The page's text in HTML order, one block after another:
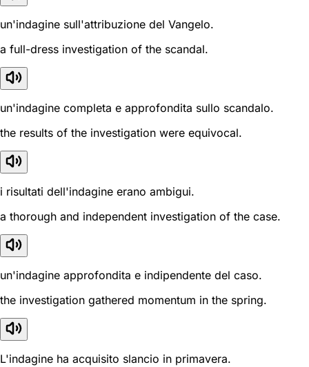
un'indagine sull'attribuzione del Vangelo.
a full-dress investigation of the scandal.
un'indagine completa e approfondita sullo scandalo.
the results of the investigation were equivocal.
i risultati dell'indagine erano ambigui.
a thorough and independent investigation of the case.
un'indagine approfondita e indipendente del caso.
the investigation gathered momentum in the spring.
L'indagine ha acquisito slancio in primavera.